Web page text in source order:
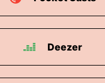
9 und 3 zu den
gerade schon
dann verwendet
Deezer